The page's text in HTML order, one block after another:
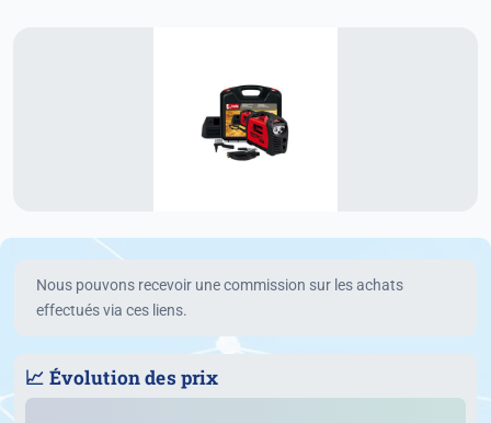
Nous pouvons recevoir une commission sur les achats
effectués via ces liens.
📈 Évolution des prix